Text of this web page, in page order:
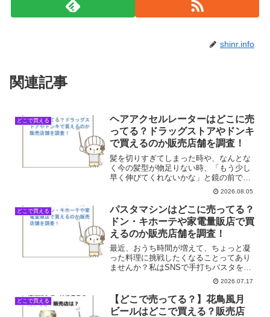
shinr.info
関連記事
どこで買える
ヘアアクセルレーターはどこに売
ってる？ドラッグストアやドンキ
で買えるのか販売店舗を調査！
髪を切りすぎてしまった時や、なんとな
く今の髪型が物足りない時、「もう少し
早く伸びてくれないかな」と鏡の前でた
め息をつくことってありますよね。SNS
で評判を聞いて気になっていたヘアアク
セルレーターですが、いざ買おうと意気
込んで買い物に出かけて...
2026.08.05
どこで買える
パスタマシンはどこに売ってる？
ドン・キホーテや家電量販店で買
えるのか販売店舗を調査！
最近、おうち時間が増えて、ちょっと凝
った料理に挑戦したくなることってあり
ませんか？私はSNSで手打ちパスタを作
っている人を見て、無性にパスタマシン
が欲しくなってしまったんです。でも、
いざ買おうと思ったら、どこで手に入る
のか、いまいちピンとこ...
2026.07.17
どこで買える
【どこで売ってる？】花鳥風月
ビールはどこで買える？販売店